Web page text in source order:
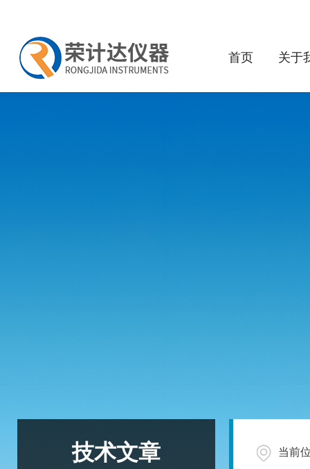
首页 关于
技术文章 当前